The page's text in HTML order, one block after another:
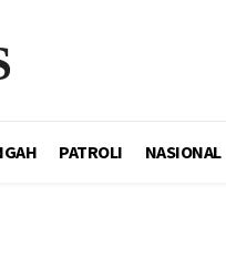
PATROLI NASIONAL